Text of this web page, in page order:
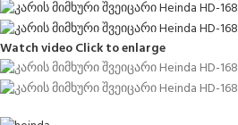
Watch videoClick to enlarge